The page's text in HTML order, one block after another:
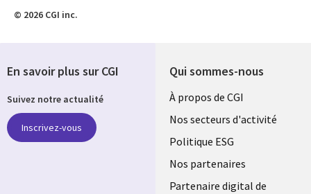
© 2026 CGI inc.
Qui sommes-nous
Useful
links
FRANCE
À propos de CGI
Nos secteurs d'activité
Politique ESG
Nos partenaires
Partenaire digital de
En savoir plus sur CGI
Suivez notre actualité
Inscrivez-vous